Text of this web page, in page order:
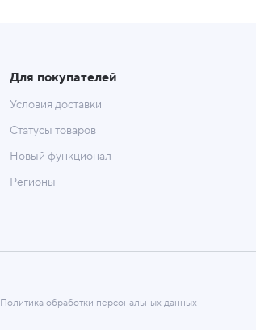
Для покупателей
Условия доставки
Статусы товаров
Новый функционал
Регионы
Политика обработки персональных данных